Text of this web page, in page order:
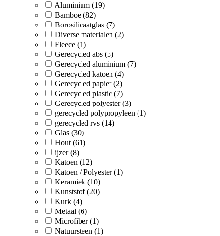
Aluminium (19)
Bamboe (82)
Borosilicaatglas (7)
Diverse materialen (2)
Fleece (1)
Gerecycled abs (3)
Gerecycled aluminium (7)
Gerecycled katoen (4)
Gerecycled papier (2)
Gerecycled plastic (7)
Gerecycled polyester (3)
gerecycled polypropyleen (1)
gerecycled rvs (14)
Glas (30)
Hout (61)
ijzer (8)
Katoen (12)
Katoen / Polyester (1)
Keramiek (10)
Kunststof (20)
Kurk (4)
Metaal (6)
Microfiber (1)
Natuursteen (1)